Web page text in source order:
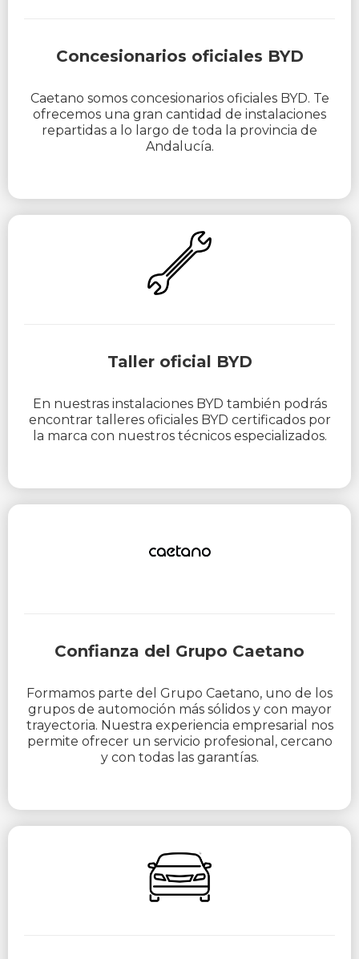
Concesionarios oficiales BYD
Caetano somos concesionarios oficiales BYD. Te
ofrecemos una gran cantidad de instalaciones
repartidas a lo largo de toda la provincia de
Andalucía.
Taller oficial BYD
En nuestras instalaciones BYD también podrás
encontrar talleres oficiales BYD certificados por
la marca con nuestros técnicos especializados.
Confianza del Grupo Caetano
Formamos parte del Grupo Caetano, uno de los
grupos de automoción más sólidos y con mayor
trayectoria. Nuestra experiencia empresarial nos
permite ofrecer un servicio profesional, cercano
y con todas las garantías.